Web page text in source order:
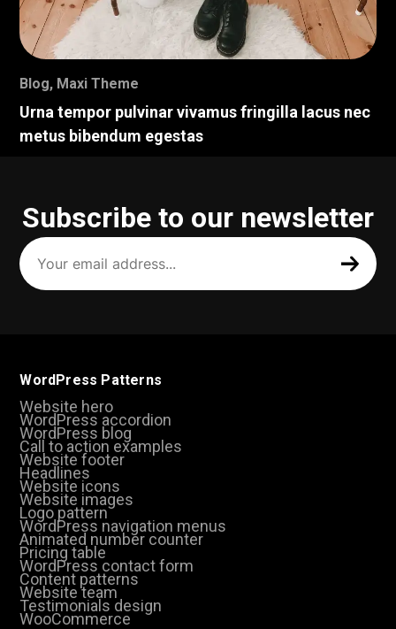
Blog, Maxi Theme
Urna tempor pulvinar vivamus fringilla lacus nec
metus bibendum egestas
Subscribe to our newsletter
Your
email
address
(Required)
WordPress Patterns
Website hero
WordPress accordion
WordPress blog
Call to action examples
Website footer
Headlines
Website icons
Website images
Logo pattern
WordPress navigation menus
Animated number counter
Pricing table
WordPress contact form
Content patterns
Website team
Testimonials design
WooCommerce